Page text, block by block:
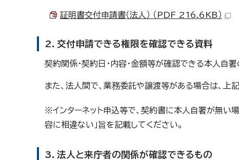
証明書交付申請書（法人） （PDF 216.6KB）
2．交付申請できる権限を確認できる資料
契約関係・契約日・内容・金額等が確認できる本人自
また、法人間で、業務委託や譲渡等がある場合は、
※インターネット申込等で、契約書に本人自署が無い
容に相違ない」旨を記載してください。
3．法人と来庁者の関係が確認できるもの